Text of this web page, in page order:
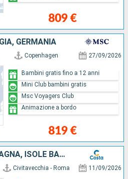
809 €
GERMANIA
Copenhagen 27/09/2026
819 €
Bambini gratis fino a 12 anni
Mini Club bambini gratis
Msc Voyagers Club
Animazione a bordo
ITALIA, FRANCIA, SPAGNA, ISOLE BALEARI
Civitavecchia - Roma 11/09/2026